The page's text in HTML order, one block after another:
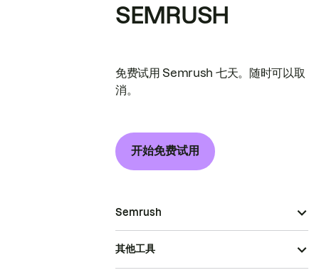
SEMRUSH
免费试用 Semrush 七天。随时可以取
消。
开始免费试用
Semrush
其他工具